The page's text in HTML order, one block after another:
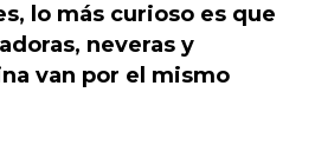
lo más curioso es que
neveras y
van por el mismo